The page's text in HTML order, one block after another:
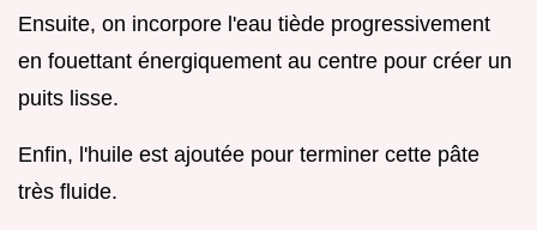
Ensuite, on incorpore l'eau tiède progressivement
en fouettant énergiquement au centre pour créer un
puits lisse.
Enfin, l'huile est ajoutée pour terminer cette pâte
très fluide.